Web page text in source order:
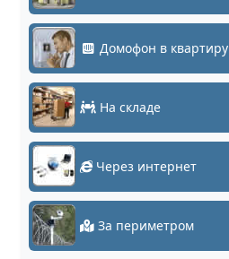
Домофон в квартиру
На складе
Через интернет
За периметром